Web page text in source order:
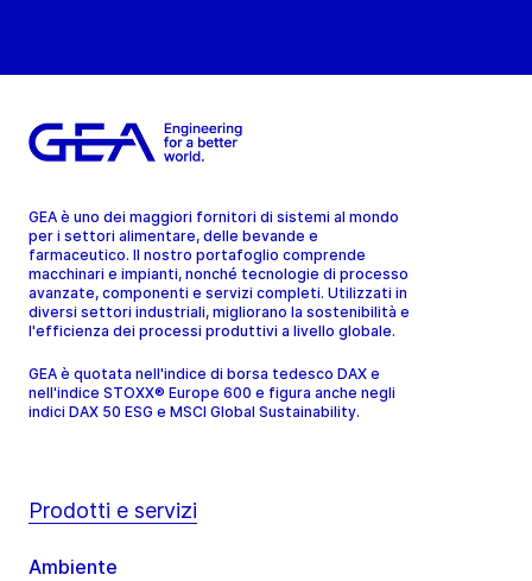
GEA è uno dei maggiori fornitori di sistemi al mondo
per i settori alimentare, delle bevande e
farmaceutico. Il nostro portafoglio comprende
macchinari e impianti, nonché tecnologie di processo
avanzate, componenti e servizi completi. Utilizzati in
diversi settori industriali, migliorano la sostenibilità e
l'efficienza dei processi produttivi a livello globale.
GEA è quotata nell'indice di borsa tedesco DAX e
nell'indice STOXX® Europe 600 e figura anche negli
indici DAX 50 ESG e MSCI Global Sustainability.
Prodotti e servizi
Ambiente